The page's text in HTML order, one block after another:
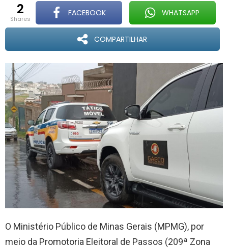
2
shares
FACEBOOK WHATSAPP
COMPARTILHAR
O Ministério Público de Minas Gerais (MPMG), por
meio da Promotoria Eleitoral de Passos (209ª Zona